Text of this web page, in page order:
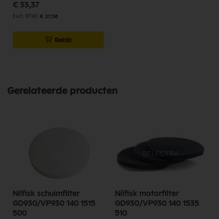
€ 33,37
€ 27,58
Bekijk
Gerelateerde producten
Nilfisk schuimfilter
GD930/VP930 140 1515
500
Nilfisk motorfilter
GD930/VP930 140 1535
510